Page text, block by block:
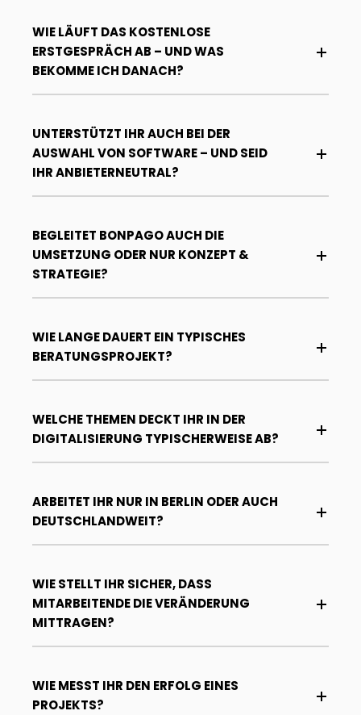
WIE LÄUFT DAS KOSTENLOSE
ERSTGESPRÄCH AB – UND WAS
BEKOMME ICH DANACH?
UNTERSTÜTZT IHR AUCH BEI DER
AUSWAHL VON SOFTWARE – UND SEID
IHR ANBIETERNEUTRAL?
BEGLEITET BONPAGO AUCH DIE
UMSETZUNG ODER NUR KONZEPT &
STRATEGIE?
WIE LANGE DAUERT EIN TYPISCHES
BERATUNGSPROJEKT?
WELCHE THEMEN DECKT IHR IN DER
DIGITALISIERUNG TYPISCHERWEISE AB?
ARBEITET IHR NUR IN BERLIN ODER AUCH
DEUTSCHLANDWEIT?
WIE STELLT IHR SICHER, DASS
MITARBEITENDE DIE VERÄNDERUNG
MITTRAGEN?
WIE MESST IHR DEN ERFOLG EINES
PROJEKTS?